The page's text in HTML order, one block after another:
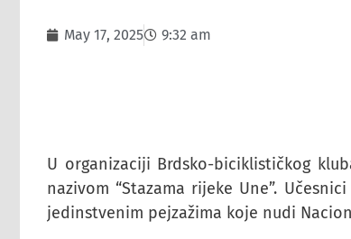
May 17, 2025 9:32 am
U organizaciji Brdsko-biciklističkog
nazivom “Stazama rijeke Une”.
jedinstvenim pejzažima koje nudi